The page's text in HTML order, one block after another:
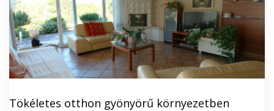
Tökéletes otthon gyönyörű környezetben